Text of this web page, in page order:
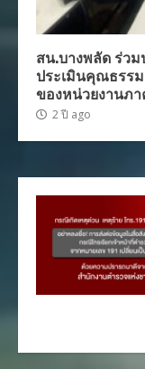
สน.บางพลัด ร่ว
ประเมินคุณธรร
ของหน่วยงานภา
2 ปี ago